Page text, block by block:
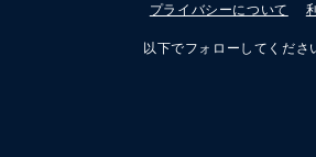
プライバシーについて
以下でフォローしてくださ